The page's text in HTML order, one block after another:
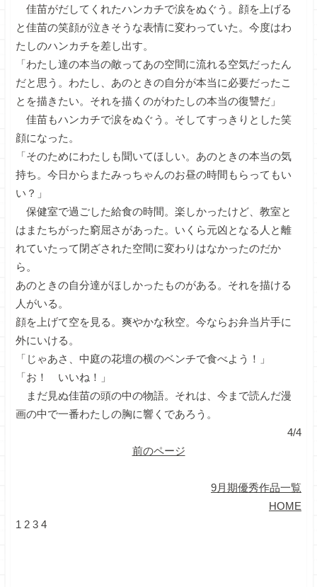
佳苗がだしてくれたハンカチで涙をぬぐう。顔を上げる
と佳苗の笑顔が泣きそうな表情に変わっていた。今度はわ
たしのハンカチを差し出す。
「わたし達の本当の敵ってあの空間に流れる空気だったん
だと思う。わたし、あのときの自分が本当に必要だったこ
とを描きたい。それを描くのがわたしの本当の復讐だ」
佳苗もハンカチで涙をぬぐう。そしてすっきりとした笑
顔になった。
「そのためにわたしも聞いてほしい。あのときの本当の気
持ち。今日からまたみっちゃんのお昼の時間もらってもい
い？」
保健室で過ごした給食の時間。楽しかったけど、教室と
はまたちがった窮屈さがあった。いくら元凶となる人と離
れていたって閉ざされた空間に変わりはなかったのだか
ら。
あのときの自分達がほしかったものがある。それを描ける
人がいる。
顔を上げて空を見る。爽やかな秋空。今ならお弁当片手に
外にいける。
「じゃあさ、中庭の花壇の横のベンチで食べよう！」
「お！ いいね！」
まだ見ぬ佳苗の頭の中の物語。それは、今まで読んだ漫
画の中で一番わたしの胸に響くであろう。
4/4
前のページ
9月期優秀作品一覧
HOME
1 2 3 4